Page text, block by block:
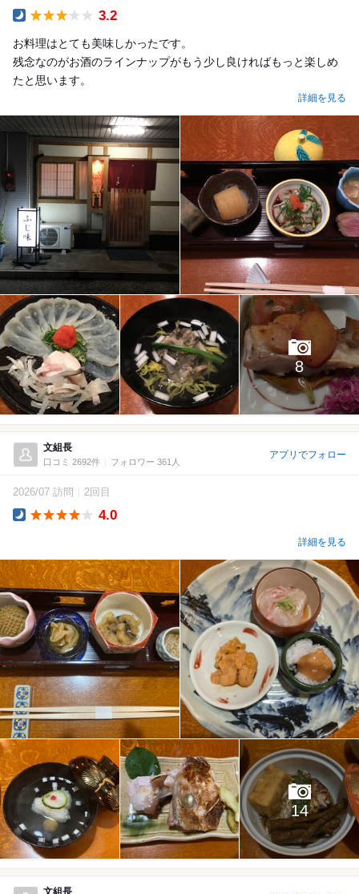
3.2
お料理はとても美味しかったです。
残念なのがお酒のラインナップがもう少し良ければもっと楽しめ
たと思います。
詳細を見る
8
文組長
口コミ 2692件 フォロワー 361人
アプリでフォロー
2026/07 訪問 2回目
4.0
詳細を見る
14
文組長